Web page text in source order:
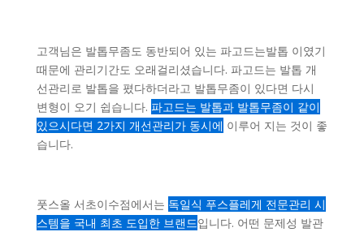
고객님은 발톱무좀도 동반되어 있는 파고드는발톱 이였기
때문에 관리기간도 오래걸리셨습니다. 파고드는 발톱 개
선관리로 발톱을 폈다하더라고 발톱무좀이 있다면 다시
변형이 오기 쉽습니다. 파고드는 발톱과 발톱무좀이 같이
있으시다면 2가지 개선관리가 동시에 이루어 지는 것이 좋
습니다.
풋스올 서초이수점에서는 독일식 푸스플레게 전문관리 시
스템을 국내 최초 도입한 브랜드입니다. 어떤 문제성 발관